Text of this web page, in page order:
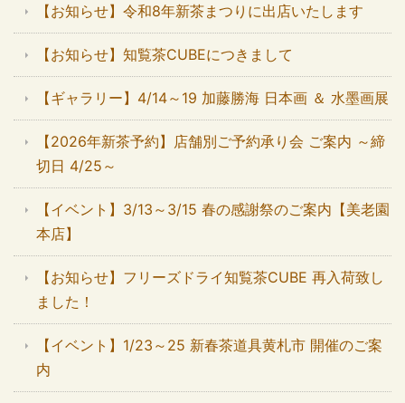
【お知らせ】令和8年新茶まつりに出店いたします
【お知らせ】知覧茶CUBEにつきまして
【ギャラリー】4/14～19 加藤勝海 日本画 ＆ 水墨画展
【2026年新茶予約】店舗別ご予約承り会 ご案内 ～締
切日 4/25～
【イベント】3/13～3/15 春の感謝祭のご案内【美老園
本店】
【お知らせ】フリーズドライ知覧茶CUBE 再入荷致し
ました！
【イベント】1/23～25 新春茶道具黄札市 開催のご案
内